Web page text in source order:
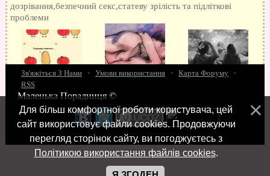
дозрівання,безпечний секс,статеву зрілість та підліткові
проблеми
15 запитань про секс Як досягти оргазм
поцілунки Позбуваємось синців завагітніти після першого разу Хлопець хоче сексу
робити мінєт"Люблю" і "кохаю" різниця Про перший секс Займатися сексом
Зв'яжіться З Нами · Умови використання · Карта Форуму
·
RSS
Маленька Порадниця ©
Для більш комфортної роботи користувача, цей
сайт використовує файли cookies. Продовжуючи
перегляд сторінок сайту, ви погоджуєтесь з
Політикою використання файлів cookies.